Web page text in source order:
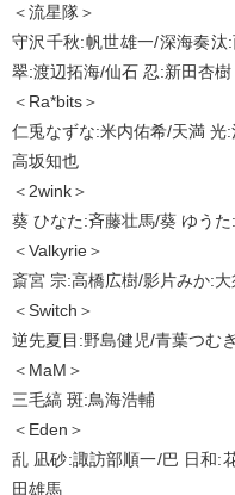
＜流星隊＞
守沢千秋:帆世雄一/深海奏
翠:渡辺拓海/仙石 忍:新田杏樹
＜Ra*bits＞
仁兎なずな:米内佑希/天満 光
高坂知也
＜2wink＞
葵 ひなた:斉藤壮馬/葵 ゆう
＜Valkyrie＞
斎宮 宗:高橋広樹/影片みか:
＜Switch＞
逆先夏目:野島健児/青葉つむ
＜MaM＞
三毛縞 斑:鳥海浩輔
＜Eden＞
乱 凪砂:諏訪部順一/巴 日和:
田雄馬